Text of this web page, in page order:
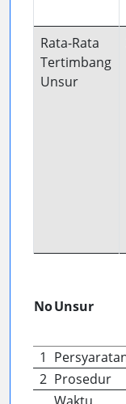
Rata-Rata
Tertimbang
Unsur
NoUnsur
1
2 Prosedur